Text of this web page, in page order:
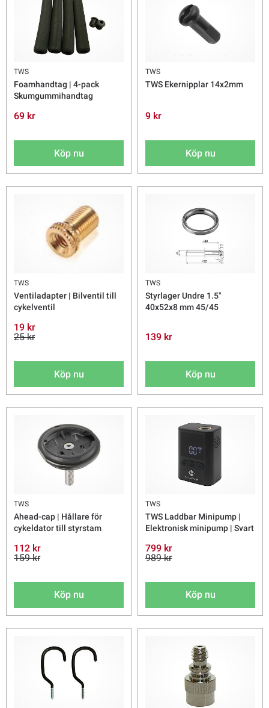
TWS
Foamhandtag | 4-pack
Skumgummihandtag
69 kr
Köp nu
TWS
TWS Ekernipplar 14x2mm
9 kr
Köp nu
TWS
Ventiladapter | Bilventil till
cykelventil
19 kr
25 kr
Köp nu
TWS
Styrlager Undre 1.5"
40x52x8 mm 45/45
139 kr
Köp nu
TWS
Ahead-cap | Hållare för
cykeldator till styrstam
112 kr
159 kr
Köp nu
TWS
TWS Laddbar Minipump |
Elektronisk minipump | Svart
799 kr
989 kr
Köp nu